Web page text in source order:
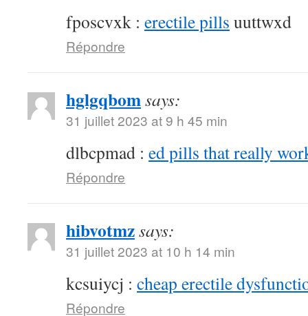
fposcvxk : erectile pills uuttwxd
Répondre
hglgqbomsays:
31 juillet 2023 at 9 h 45 min
dlbcpmad : ed pills that really
Répondre
hibvotmzsays:
31 juillet 2023 at 10 h 14 min
kcsuiycj : cheap erectile
Répondre